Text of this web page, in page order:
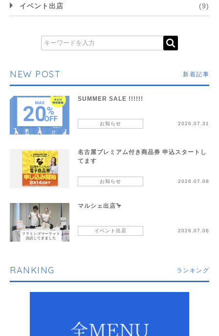
イベント出店 (9)
NEW POST 新着記事
SUMMER SALE !!!!!!
お知らせ 2026.07.31
名古屋プレミアム付き商品券 申込スタートし
てます
お知らせ 2026.07.08
マルシェ出店🦩
イベント出店 2026.07.06
RANKING ランキング